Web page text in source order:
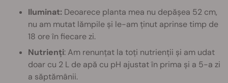
Iluminat: Deoarece planta mea nu depășea 52 cm,
nu am mutat lămpile și le-am ținut aprinse timp de
18 ore în fiecare zi.
Nutrienți: Am renunțat la toți nutrienții și am udat
doar cu 2 L de apă cu pH ajustat în prima și a 5-a zi
a săptămânii.